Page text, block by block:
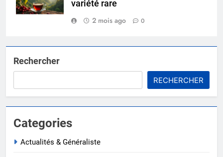
variété rare
2 mois ago
0
Rechercher
RECHERCHER
Categories
Actualités & Généraliste